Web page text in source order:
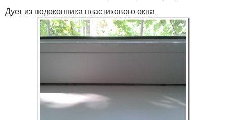
Дует из подоконника пластикового окна